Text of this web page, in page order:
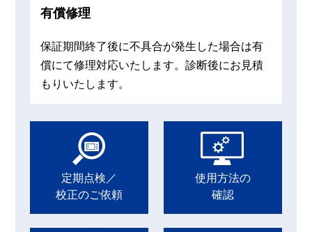
有償修理
保証期間終了後に不具合が発生した場合は有
償にて修理対応いたします。診断後にお見積
もりいたします。
定期点検／
校正のご依頼
使用方法の
確認